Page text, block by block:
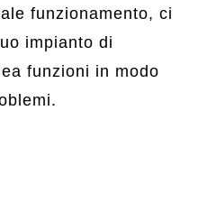
funzionamento, ci
impianto di
funzioni in modo